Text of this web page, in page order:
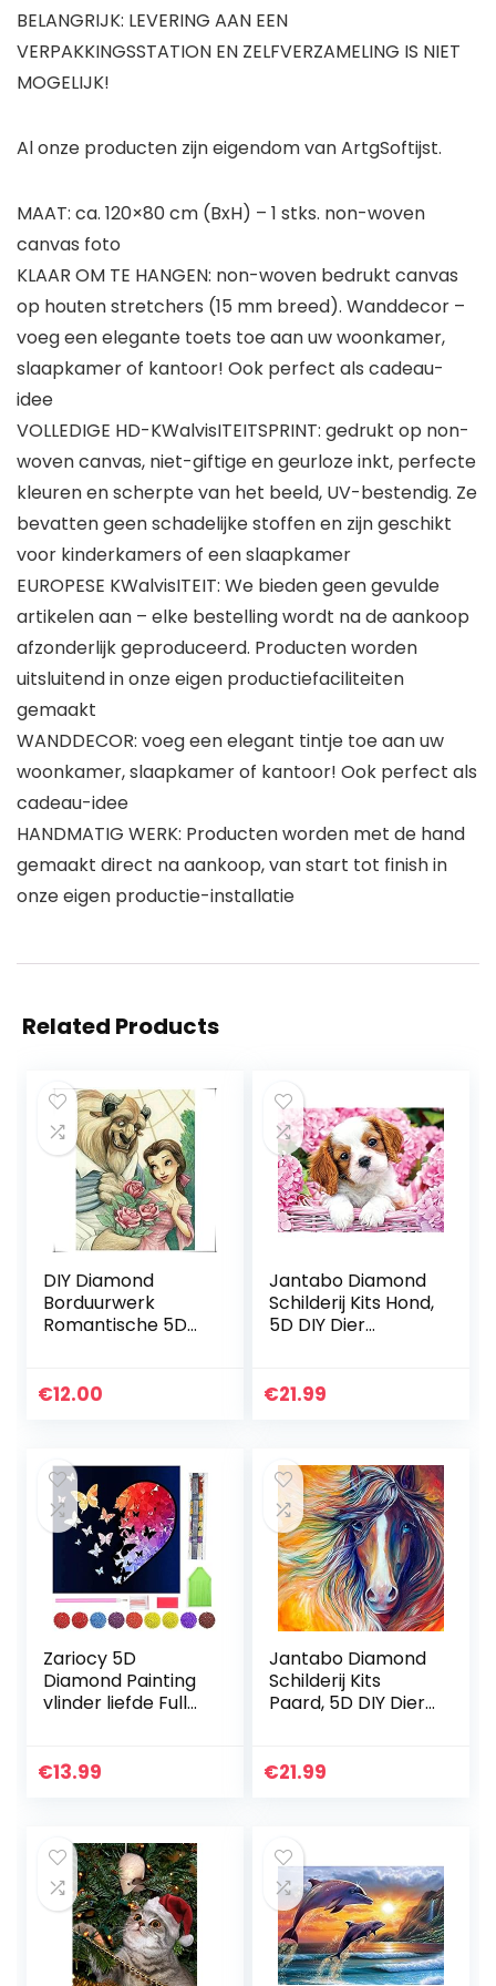
BELANGRIJK: LEVERING AAN EEN
VERPAKKINGSSTATION EN ZELFVERZAMELING IS NIET
MOGELIJK!
Al onze producten zijn eigendom van ArtgSoftijst.
MAAT: ca. 120×80 cm (BxH) – 1 stks. non-woven
canvas foto
KLAAR OM TE HANGEN: non-woven bedrukt canvas
op houten stretchers (15 mm breed). Wanddecor –
voeg een elegante toets toe aan uw woonkamer,
slaapkamer of kantoor! Ook perfect als cadeau-
idee
VOLLEDIGE HD-KWalvisITEITSPRINT: gedrukt op non-
woven canvas, niet-giftige en geurloze inkt, perfecte
kleuren en scherpte van het beeld, UV-bestendig. Ze
bevatten geen schadelijke stoffen en zijn geschikt
voor kinderkamers of een slaapkamer
EUROPESE KWalvisITEIT: We bieden geen gevulde
artikelen aan – elke bestelling wordt na de aankoop
afzonderlijk geproduceerd. Producten worden
uitsluitend in onze eigen productiefaciliteiten
gemaakt
WANDDECOR: voeg een elegant tintje toe aan uw
woonkamer, slaapkamer of kantoor! Ook perfect als
cadeau-idee
HANDMATIG WERK: Producten worden met de hand
gemaakt direct na aankoop, van start tot finish in
onze eigen productie-installatie
Related Products
DIY Diamond
Borduurwerk
Romantische 5D
Sets Decoratieve
€12.00
Jantabo Diamond
Schilderij Kits Hond,
5D DIY Dier
Diamond Painting
€21.99
Zariocy 5D
Diamond Painting
vlinder liefde Full
Schilderij Kits
€13.99
Jantabo Diamond
Schilderij Kits
Paard, 5D DIY Dier
Diamond Painting
€21.99